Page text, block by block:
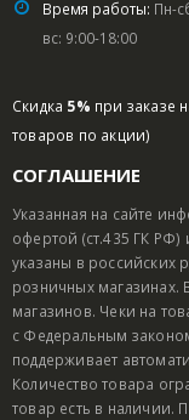
Время работы: Пн-
вс: 9:00-18:00
Скидка 5% при заказе
товаров по акции)
СОГЛАШЕНИЕ
Указанная на сайте
офертой (ст.435 ГК РФ)
указаны в российских
розничных магазинах.
магазинов. Чеки на
с Федеральным
поддерживает
Количество товара
товар есть в наличии.